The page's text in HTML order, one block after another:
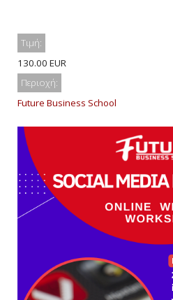
Τιμή:
130.00 EUR
Περιοχή:
Future Business School